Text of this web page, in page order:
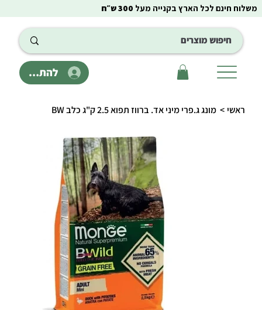
להתחבר
משלוח חינם לכל הארץ בקנייה מעל 300 ש״ח
ראשי > מונג ג.פרי מיני אד. ברווז תפוא 2.5 ק"ג כלב BW